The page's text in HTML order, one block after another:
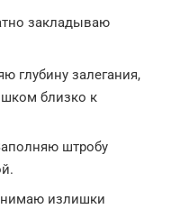
закладываю
глубину залегания,
близко к
штробу
излишки